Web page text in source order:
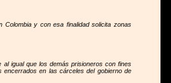
Colombia y con esa finalidad solicita zonas
igual que los demás prisioneros con fines
encerrados en las cárceles del gobierno de